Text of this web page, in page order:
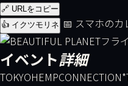
出演者
イベンターの皆様へ
🔗 URLをコピー
👍 イクツモリネ 📅 スマホの
イベント詳細